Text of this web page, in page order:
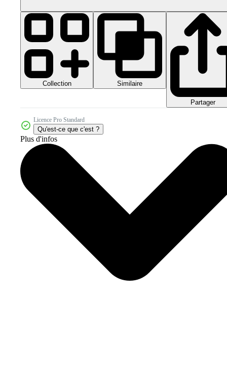
Collection Similaire
Partager
Licence Pro Standard
Qu'est-ce que c'est ?
Plus d'infos